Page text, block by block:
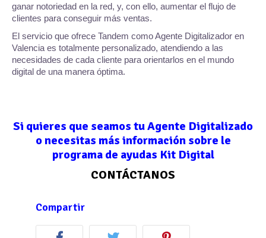
ganar notoriedad en la red, y, con ello, aumentar el flujo de
clientes para conseguir más ventas.
El servicio que ofrece Tandem como Agente Digitalizador en
Valencia es totalmente personalizado, atendiendo a las
necesidades de cada cliente para orientarlos en el mundo
digital de una manera óptima.
Si quieres que seamos tu Agente Digitalizado
o necesitas más información sobre le
programa de ayudas Kit Digital
CONTÁCTANOS
Compartir